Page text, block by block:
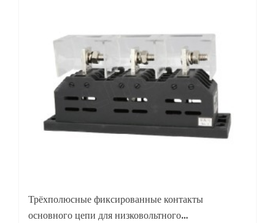
Трёхполюсные фиксированные контакты
основного цепи для низковольтного